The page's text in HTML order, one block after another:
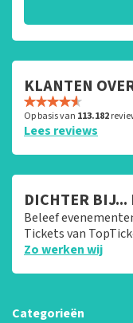
KLANTEN
Op basis van 113.182
Lees reviews
DICHTER BIJ...
Beleef
Tickets van
Zo werken wij
Categorieën